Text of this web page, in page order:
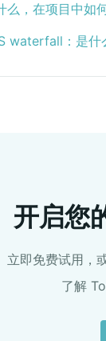
么，在项目中如
waterfall：是什
开启您
立即免费试用，
了解